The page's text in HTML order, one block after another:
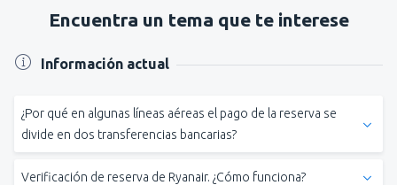
Encuentra un tema que te interese
Información actual
¿Por qué en algunas líneas aéreas el pago de la reserva se
divide en dos transferencias bancarias?
Verificación de reserva de Ryanair. ¿Cómo funciona?